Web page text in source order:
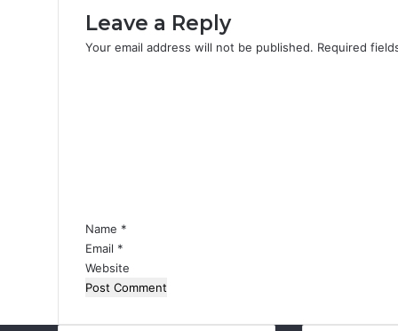
Leave a Reply
Your email address will not be published. Required
Name *
Email *
Website